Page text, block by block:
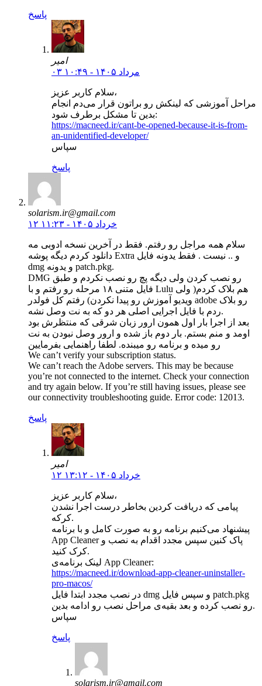
پاسخ
امیر
۰۳ مرداد ۱۴۰۵ - ۱۰:۴۹
سلام کاربر عزیز،
مراحل آموزشی که لینکش رو براتون قرار می‌دم انجام
بدین تا مشکل برطرف شود:
https://macneed.ir/cant-be-opened-because-it-is-from-
an-unidentified-developer/
سپاس
پاسخ
solarism.ir@gmail.com
۱۲ خرداد ۱۴۰۵ - ۱۱:۲۳
سلام همه مراجل رو رفتم. فقط در آخرین نسخه ادوبی مه
دانلود کردم دیگه پوشه Extra و .. نیست . فقط یدونه فایل
dmg و یدونه patch.pkg.
DMG رو نصب کردن ولی دیگه پچ رو نصب نکردم و طبق
فایل متنی ۱۸ مرحله رو رفتم و با Lulu هم بلاک کردم( ولی
ویدیو آموزش رو پیدا نکردن) رفتم کل فولدر adobe رو بلاک
ردم با فایل اجرایی اصلی هر دو که به نت وصل نشه.
بعد از اجرا بار اول همون ارور زبان شرقی که منتظرش بود
اومد و منم بستم. بار دوم باز شده و ارور وصل نبودن به نت
رو میده و برنامه رو میبنده. لطفا راهنمایی بفرمایین
We can’t verify your subscription status.
We can’t reach the Adobe servers. This may be because
you’re not connected to the internet. Check your connection
and try again below. If you’re still having issues, please see
our connectivity troubleshooting guide. Error code: 12013.
پاسخ
امیر
۱۲ خرداد ۱۴۰۵ - ۱۳:۱۲
سلام کاربر عزیز،
پیامی که دریافت کردین بخاطر درست اجرا نشدن
کرکه.
پیشنهاد می‌کنیم برنامه رو به صورت کامل و با برنامه
App Cleaner پاک کنین سپس مجدد اقدام به نصب و
کرک کنید.
لینک برنامه‌ی App Cleaner:
https://macneed.ir/download-app-cleaner-uninstaller-
pro-macos/
در نصب مجدد ابتدا فایل dmg و سپس فایل patch.pkg
رو نصب کرده و بعد بقیه‌ی مراحل نصب رو ادامه بدین.
سپاس
پاسخ
solarism.ir@gmail.com